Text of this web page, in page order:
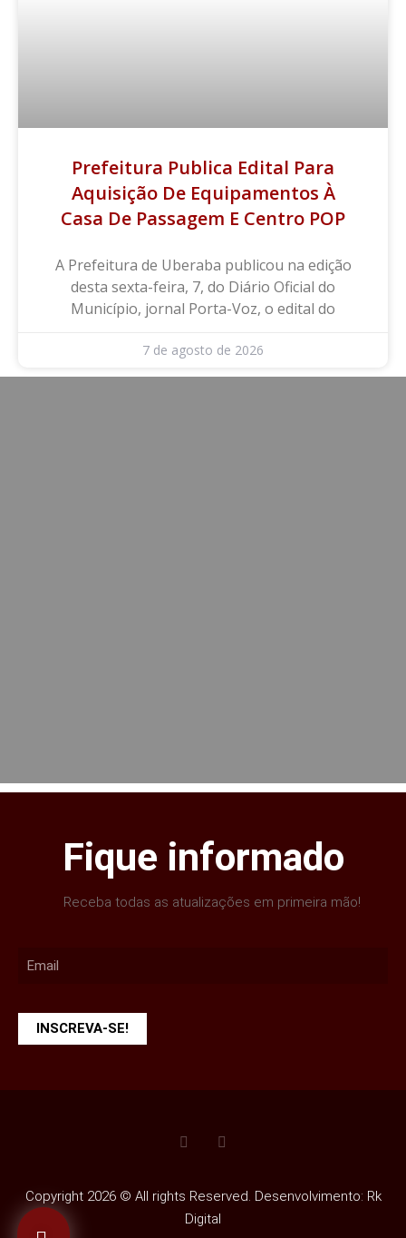
Prefeitura Publica Edital Para
Aquisição De Equipamentos À
Casa De Passagem E Centro POP
A Prefeitura de Uberaba publicou na edição
desta sexta-feira, 7, do Diário Oficial do
Município, jornal Porta-Voz, o edital do
7 de agosto de 2026
Fique informado
Receba todas as atualizações em primeira mão!
INSCREVA-SE!
Copyright 2026 © All rights Reserved. Desenvolvimento: Rk
Digital